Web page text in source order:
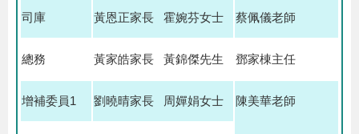
司庫 黃恩正家長 霍婉芬女士 蔡佩儀老師
總務 黃家皓家長 黃錦傑先生 鄧家棟主任
增補委員1 劉曉晴家長 周嬋娟女士 陳美華老師